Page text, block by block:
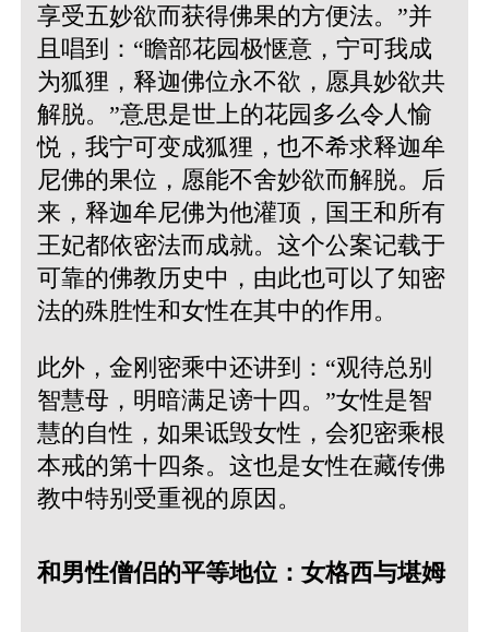
享受五妙欲而获得佛果的方便法。”并
且唱到：“瞻部花园极惬意，宁可我成
为狐狸，释迦佛位永不欲，愿具妙欲共
解脱。”意思是世上的花园多么令人愉
悦，我宁可变成狐狸，也不希求释迦牟
尼佛的果位，愿能不舍妙欲而解脱。后
来，释迦牟尼佛为他灌顶，国王和所有
王妃都依密法而成就。这个公案记载于
可靠的佛教历史中，由此也可以了知密
法的殊胜性和女性在其中的作用。
此外，金刚密乘中还讲到：“观待总别
智慧母，明暗满足谤十四。”女性是智
慧的自性，如果诋毁女性，会犯密乘根
本戒的第十四条。这也是女性在藏传佛
教中特别受重视的原因。
和男性僧侣的平等地位：女格西与堪姆